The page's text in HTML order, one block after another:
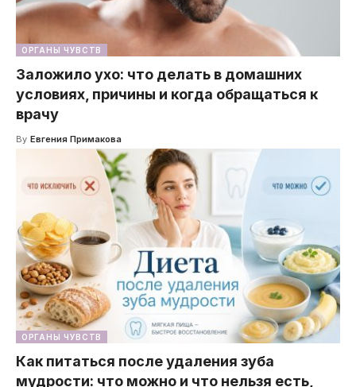
ОРГАНЫ ЧУВСТВ
Заложило ухо: что делать в домашних
условиях, причины и когда обращаться к
врачу
By Евгения Примакова
ОРГАНЫ ЧУВСТВ
Как питаться после удаления зуба
мудрости: что можно и что нельзя есть,